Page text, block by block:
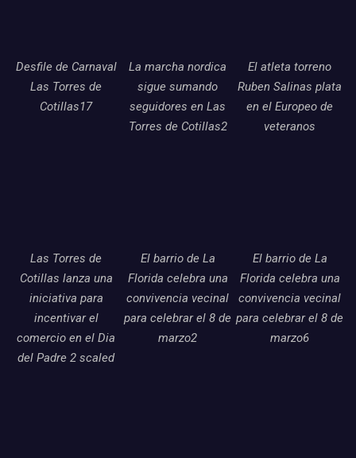
Desfile de Carnaval
Las Torres de
Cotillas17
La marcha nordica
sigue sumando
seguidores en Las
Torres de Cotillas2
El atleta torreno
Ruben Salinas plata
en el Europeo de
veteranos
Las Torres de
Cotillas lanza una
iniciativa para
incentivar el
comercio en el Dia
del Padre 2 scaled
El barrio de La
Florida celebra una
convivencia vecinal
para celebrar el 8 de
marzo2
El barrio de La
Florida celebra una
convivencia vecinal
para celebrar el 8 de
marzo6